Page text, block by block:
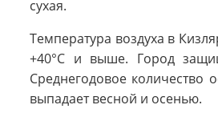
сухая.
Температура воздуха в
+40°C и выше. Город
Среднегодовое количество
выпадает весной и осенью.